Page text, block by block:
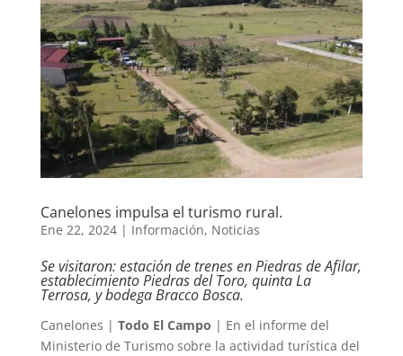
Canelones impulsa el turismo rural.
Ene 22, 2024| Información, Noticias
Se visitaron: estación de trenes en Piedras de Afilar,
establecimiento Piedras del Toro, quinta La
Terrosa, y bodega Bracco Bosca.
Canelones | Todo El Campo | En el informe del
Ministerio de Turismo sobre la actividad turística del